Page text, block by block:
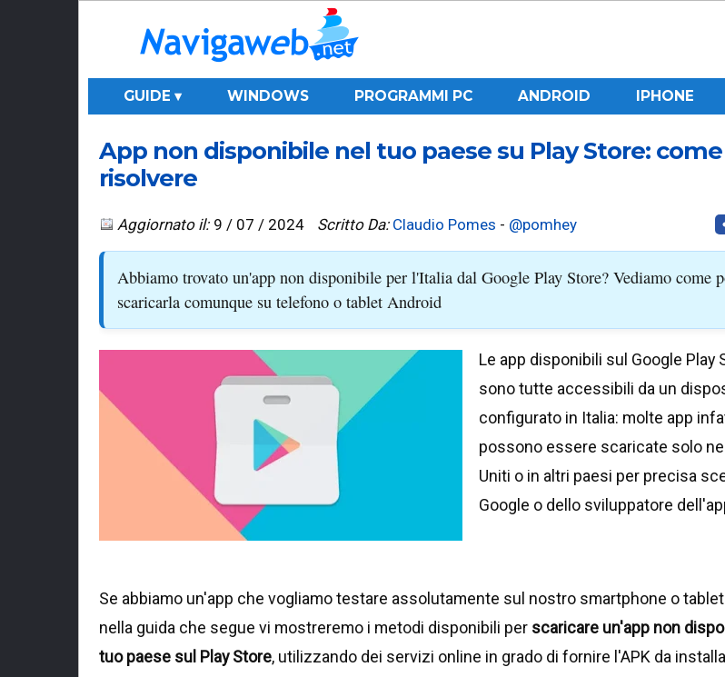
GUIDE ▾ WINDOWS PROGRAMMI PC ANDROID IPHONE
App non disponibile nel tuo paese su Play Store: come
risolvere
Aggiornato il: 9 / 07 / 2024 Scritto Da: Claudio Pomes - @pomhey
Abbiamo trovato un'app non disponibile per l'Italia dal Google Play Store? Vediamo come
scaricarla comunque su telefono o tablet Android
Le app disponibili sul Google Play
sono tutte accessibili da un
configurato in Italia: molte app
possono essere scaricate solo
Uniti o in altri paesi per precisa
Google o dello sviluppatore
Se abbiamo un'app che vogliamo testare assolutamente sul nostro smartphone o
nella guida che segue vi mostreremo i metodi disponibili per scaricare un'app non
tuo paese sul Play Store, utilizzando dei servizi online in grado di fornire l'APK da